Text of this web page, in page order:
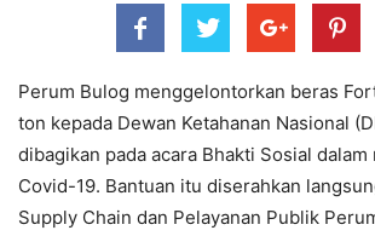
Perum Bulog menggelontorkan beras
ton kepada Dewan Ketahanan Nasional
dibagikan pada acara Bhakti Sosial dalam
Covid-19. Bantuan itu diserahkan
Supply Chain dan Pelayanan Publik